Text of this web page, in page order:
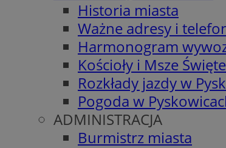
Historia miasta
Ważne adresy i
Harmonogram
Kościoły i Msze
Rozkłady jazdy w
Pogoda w
ADMINISTRACJA
Burmistrz miasta